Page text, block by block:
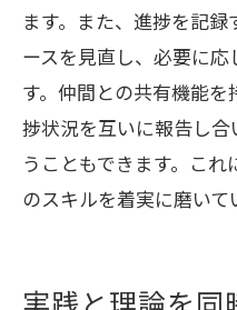
ます。また、進捗を記
ースを見直し、必要に
す。仲間との共有機能
捗状況を互いに報告し
うこともできます。これ
のスキルを着実に磨いて